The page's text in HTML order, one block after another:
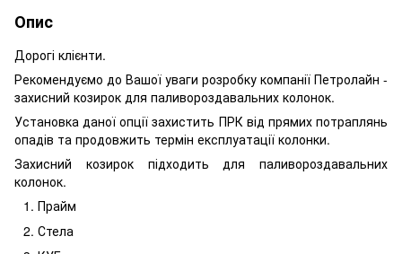
Опис
Дорогі клієнти.
Рекомендуємо до Вашої уваги розробку компанії Петролайн -
захисний козирок для паливороздавальних колонок.
Установка даної опції захистить ПРК від прямих потраплянь
опадів та продовжить термін експлуатації колонки.
Захисний козирок підходить для паливороздавальних
колонок.
Прайм
Стела